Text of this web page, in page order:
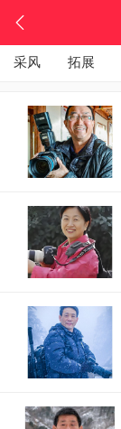
采风 拓展